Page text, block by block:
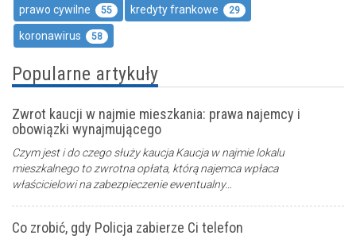
prawo cywilne 55 kredyty frankowe 29
koronawirus 58
Popularne artykuły
Zwrot kaucji w najmie mieszkania: prawa najemcy i
obowiązki wynajmującego
Czym jest i do czego służy kaucja Kaucja w najmie lokalu
mieszkalnego to zwrotna opłata, którą najemca wpłaca
właścicielowi na zabezpieczenie ewentualny…
Co zrobić, gdy Policja zabierze Ci telefon